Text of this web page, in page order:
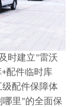
时建立“雷沃
+配件临时库
级配件保障体
哪里”的全面保